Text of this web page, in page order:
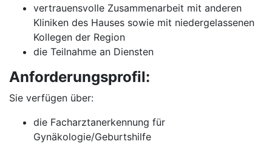
vertrauensvolle Zusammenarbeit mit anderen
Kliniken des Hauses sowie mit niedergelassenen
Kollegen der Region
die Teilnahme an Diensten
Anforderungsprofil:
Sie verfügen über:
die Facharztanerkennung für
Gynäkologie/Geburtshilfe